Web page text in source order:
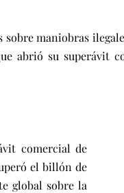
sobre maniobras
abrió su superávit
comercial de
el billón de
global sobre la